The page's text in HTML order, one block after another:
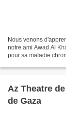
Nous venons
notre ami Awad Al
pour sa maladie
Az Theatre
de Gaza